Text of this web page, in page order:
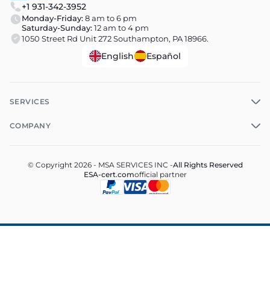
+1 931-342-3952
Monday-Friday:8 am to 6 pm
Saturday-Sunday:12 am to 4 pm
1050 Street Rd Unit 272 Southampton, PA 18966.
English Español
SERVICES
COMPANY
© Copyright 2026 - MSA SERVICES INC -All Rights Reserved
ESA-cert.comofficial partner